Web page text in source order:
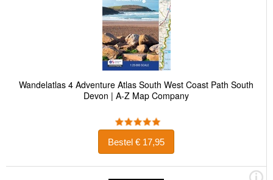
Wandelatlas 4 Adventure Atlas South West Coast Path South
Devon | A-Z Map Company
Bestel € 17,95